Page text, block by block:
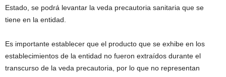
Estado, se podrá levantar la veda precautoria sanitaria que se
tiene en la entidad.
Es importante establecer que el producto que se exhibe en los
establecimientos de la entidad no fueron extraídos durante el
transcurso de la veda precautoria, por lo que no representan